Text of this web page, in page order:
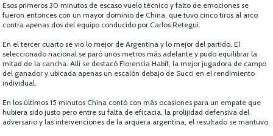
Esos primeros 30 minutos de escaso vuelo técnico y falto de emociones se
fueron entonces con un mayor dominio de China, que tuvo cinco tiros al arco
contra apenas dos del equipo conducido por Carlos Retegui.
En el tercer cuarto se vio lo mejor de Argentina y lo mejor del partido. El
seleccionado nacional se paró unos metros más adelante y pudo equilibrar la
mitad de la cancha. Allí se destacó Florencia Habif, la mejor jugadora de campo
del ganador y ubicada apenas un escalón debajo de Succi en el rendimiento
individual.
En los últimos 15 minutos China contó con más ocasiones para un empate que
hubiera sido justo pero entre su falta de eficacia, la prolijidad defensiva del
adversario y las intervenciones de la arquera argentina, el resultado se mantuvo.